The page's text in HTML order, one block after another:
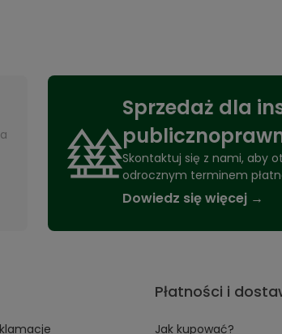
Sprzedaż dla
Skontaktuj się z nami, aby
odrocznym terminem
Dowiedz się więcej →
Płatności i
Jak kupować?